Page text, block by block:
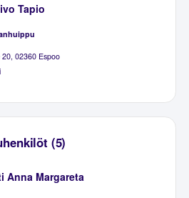
Tapio
02360 Espoo
(5)
Anna Margareta